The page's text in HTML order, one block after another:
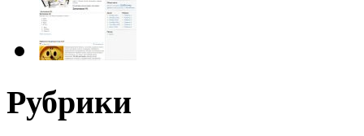
Рубрики